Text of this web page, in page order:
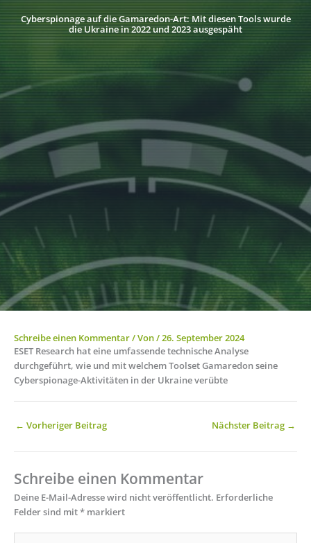
Cyberspionage auf die Gamaredon-Art: Mit diesen Tools wurde
die Ukraine in 2022 und 2023 ausgespäht
Schreibe einen Kommentar/ Von/26. September 2024
ESET Research hat eine umfassende technische Analyse
durchgeführt, wie und mit welchem Toolset Gamaredon seine
Cyberspionage-Aktivitäten in der Ukraine verübte
← Vorheriger Beitrag Nächster Beitrag →
Schreibe einen Kommentar
Deine E-Mail-Adresse wird nicht veröffentlicht. Erforderliche
Felder sind mit* markiert